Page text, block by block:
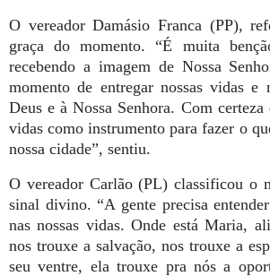
O vereador Damásio Franca (PP),
graça do momento. “É muita
recebendo a imagem de Nossa
momento de entregar nossas vidas e
Deus e à Nossa Senhora. Com certeza
vidas como instrumento para fazer o
nossa cidade”, sentiu.
O vereador Carlão (PL) classificou o
sinal divino. “A gente precisa
nas nossas vidas. Onde está Maria,
nos trouxe a salvação, nos trouxe a
seu ventre, ela trouxe pra nós a